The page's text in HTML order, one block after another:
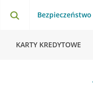
Bezpieczeństwo
KARTY KREDYTOWE